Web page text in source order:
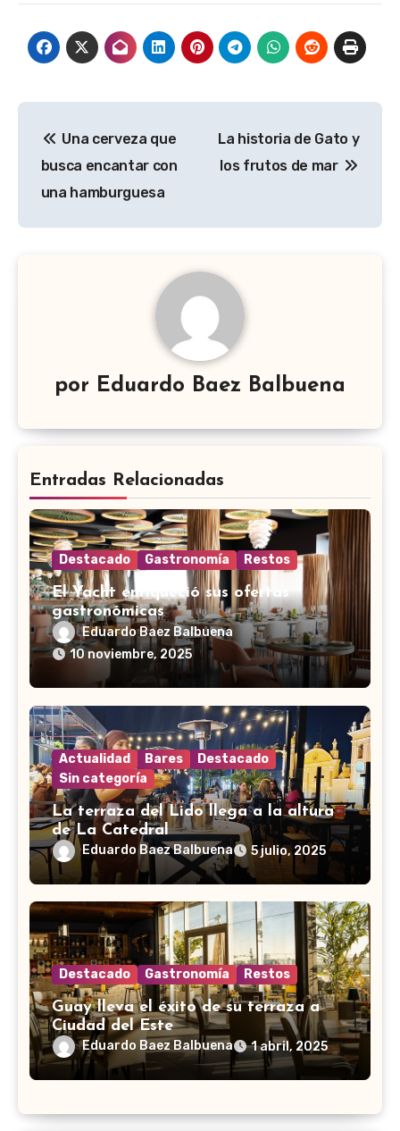
de
entradas
Una cerveza que
busca encantar con
una hamburguesa
La historia de Gato y
los frutos de mar
por Eduardo Baez Balbuena
Entradas Relacionadas
Destacado Gastronomía Restos
El Yacht enriqueció sus ofertas
gastronómicas
Eduardo Baez Balbuena
10 noviembre, 2025
Actualidad Bares
Destacado
Sin categoría
La terraza del Lido llega a la altura
de La Catedral
Eduardo Baez Balbuena 5 julio, 2025
Destacado Gastronomía Restos
Guay lleva el éxito de su terraza a
Ciudad del Este
Eduardo Baez Balbuena 1 abril, 2025